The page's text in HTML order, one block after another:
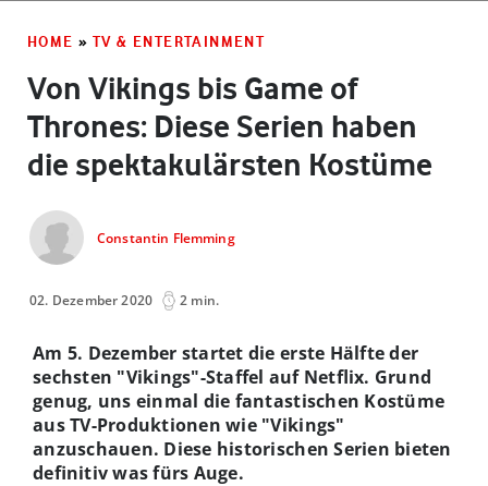
HOME » TV & ENTERTAINMENT
Von Vikings bis Game of
Thrones: Diese Serien haben
die spektakulärsten Kostüme
Constantin Flemming
02. Dezember 2020 2 min.
Am 5. Dezember startet die erste Hälfte der
sechsten "Vikings"-Staffel auf Netflix. Grund
genug, uns einmal die fantastischen Kostüme
aus TV-Produktionen wie "Vikings"
anzuschauen. Diese historischen Serien bieten
definitiv was fürs Auge.